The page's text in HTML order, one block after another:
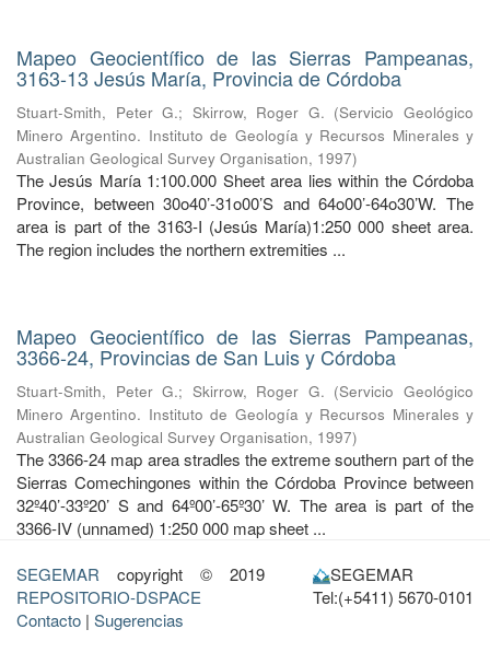
Mapeo Geocientífico de las Sierras Pampeanas,
3163-13 Jesús María, Provincia de Córdoba
Stuart-Smith, Peter G.; Skirrow, Roger G. (Servicio Geológico
Minero Argentino. Instituto de Geología y Recursos Minerales y
Australian Geological Survey Organisation, 1997)
The Jesús María 1:100.000 Sheet area lies within the Córdoba
Province, between 30o40’-31o00’S and 64o00’-64o30’W. The
area is part of the 3163-I (Jesús María)1:250 000 sheet area.
The region includes the northern extremities ...
Mapeo Geocientífico de las Sierras Pampeanas,
3366-24, Provincias de San Luis y Córdoba
Stuart-Smith, Peter G.; Skirrow, Roger G. (Servicio Geológico
Minero Argentino. Instituto de Geología y Recursos Minerales y
Australian Geological Survey Organisation, 1997)
The 3366-24 map area stradles the extreme southern part of the
Sierras Comechingones within the Córdoba Province between
32º40’-33º20’ S and 64º00’-65º30’ W. The area is part of the
3366-IV (unnamed) 1:250 000 map sheet ...
SEGEMAR copyright © 2019
REPOSITORIO-DSPACE
Contacto | Sugerencias
SEGEMAR
Tel:(+5411) 5670-0101